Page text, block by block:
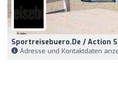
Sportreisebuero.de / Action
Adresse und Kontaktdaten